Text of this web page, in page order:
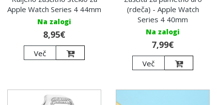
Apple Watch Series 4 44mm
Na zalogi
8,95€
Več
(rdeča) - Apple Watch
Series 4 40mm
Na zalogi
7,99€
Več